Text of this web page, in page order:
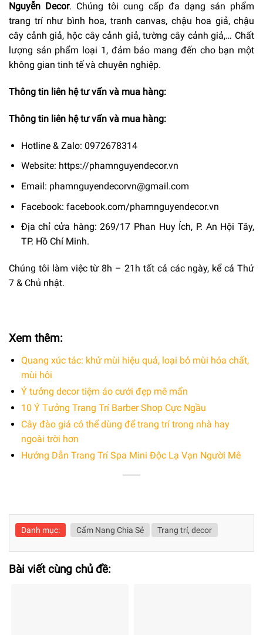
Nguyễn Decor. Chúng tôi cung cấp đa dạng sản phẩm
trang trí như bình hoa, tranh canvas, chậu hoa giả, chậu
cây cảnh giả, hộc cây cảnh giả, tường cây cảnh giả,… Chất
lượng sản phẩm loại 1, đảm bảo mang đến cho bạn một
không gian tinh tế và chuyên nghiệp.
Thông tin liên hệ tư vấn và mua hàng:
Thông tin liên hệ tư vấn và mua hàng:
Hotline & Zalo: 0972678314
Website: https://phamnguyendecor.vn
Email: phamnguyendecorvn@gmail.com
Facebook: facebook.com/phamnguyendecor.vn
Địa chỉ cửa hàng: 269/17 Phan Huy Ích, P. An Hội Tây,
TP. Hồ Chí Minh.
Chúng tôi làm việc từ 8h – 21h tất cả các ngày, kể cả Thứ
7 & Chủ nhật.
Xem thêm:
Quang xúc tác: khử mùi hiệu quả, loại bỏ mùi hóa chất,
mùi hôi
Ý tưởng decor tiệm áo cưới đẹp mê mẩn
10 Ý Tưởng Trang Trí Barber Shop Cực Ngầu
Cây đào giả có thể dùng để trang trí trong nhà hay
ngoài trời hơn
Hướng Dẫn Trang Trí Spa Mini Độc Lạ Vạn Người Mê
Danh mục: Cẩm Nang Chia Sẻ Trang trí, decor
Bài viết cùng chủ đề: